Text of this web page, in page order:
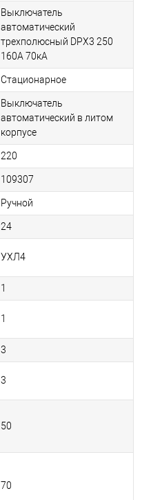
Выключатель
автоматический
трехполюсный DPX3 250
160А 70кА
Стационарное
Выключатель
автоматический в литом
корпусе
220
109307
Ручной
24
УХЛ4
1
1
3
3
50
70